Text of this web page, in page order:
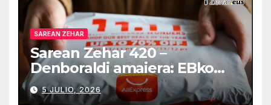
SAREAN ZEHAR
Sarean Zehar 420 –
Denboraldi amaiera: EBko
muga-zerga berriak
AliExpressi, AEBetako AAren
5 JULIO, 2026